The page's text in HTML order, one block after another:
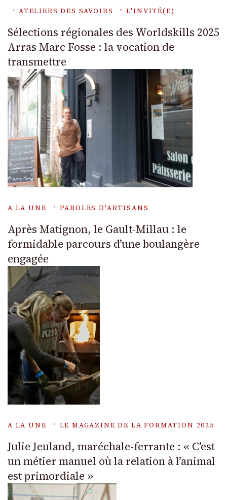
ATELIERS DES SAVOIRS
L'INVITÉ(E)
Sélections régionales des Worldskills 2025
Arras Marc Fosse : la vocation de
transmettre
A LA UNE PAROLES D'ARTISANS
Après Matignon, le Gault-Millau : le
formidable parcours d’une boulangère
engagée
A LA UNE LE MAGAZINE DE LA FORMATION 2025
Julie Jeuland, maréchale-ferrante : « C’est
un métier manuel où la relation à l’animal
est primordiale »